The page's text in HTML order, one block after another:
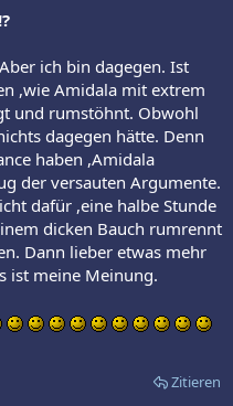
ich bin dagegen. Ist
,wie Amidala mit extrem
und rumstöhnt. Obwohl
dagegen hätte. Denn
haben ,Amidala
der versauten Argumente.
dafür ,eine halbe Stunde
dicken Bauch rumrennt
Dann lieber etwas mehr
ist meine Meinung.
Zitieren